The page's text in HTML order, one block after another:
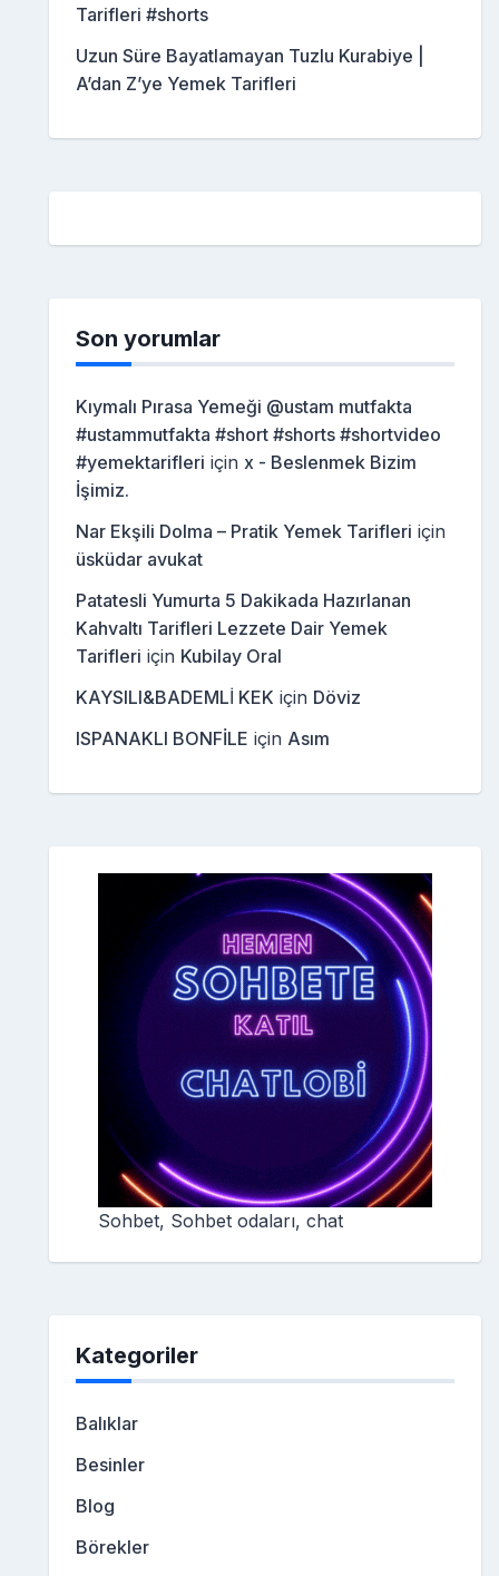
Tarifleri #shorts
Uzun Süre Bayatlamayan Tuzlu Kurabiye |
A’dan Z’ye Yemek Tarifleri
Son yorumlar
Kıymalı Pırasa Yemeği @ustam mutfakta
#ustammutfakta #short #shorts #shortvideo
#yemektarifleri için x - Beslenmek Bizim
İşimiz.
Nar Ekşili Dolma – Pratik Yemek Tarifleri için
üsküdar avukat
Patatesli Yumurta 5 Dakikada Hazırlanan
Kahvaltı Tarifleri Lezzete Dair Yemek
Tarifleri için Kubilay Oral
KAYSILI&BADEMLİ KEK için Döviz
ISPANAKLI BONFİLE için Asım
Sohbet, Sohbet odaları, chat
Kategoriler
Balıklar
Besinler
Blog
Börekler